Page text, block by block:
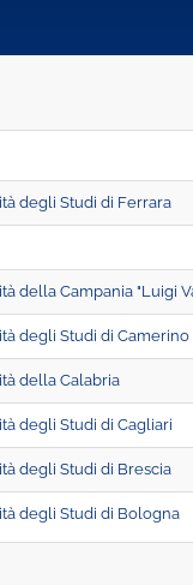
degli Studi di Ferrara
della Campania "Luigi
degli Studi di Camerino
della Calabria
degli Studi di Cagliari
degli Studi di Brescia
degli Studi di Bologna